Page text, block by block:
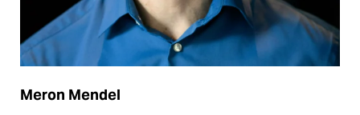
Meron Mendel